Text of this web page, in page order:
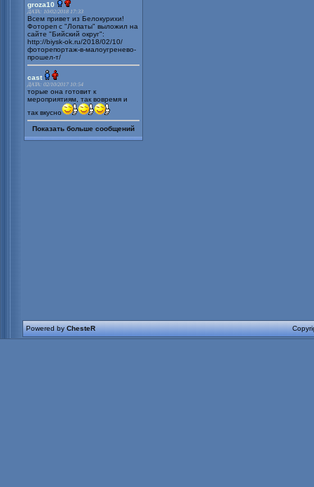
groza10
ДАТА: 10/02/2018 17:33
Всем привет из Белокурихи!
Фотореп с "Лопаты" выложил на
сайте "Бийский округ":
http://biysk-ok.ru/2018/02/10/
фоторепортаж-в-малоугренево-
прошел-т/
cast
ДАТА: 02/10/2017 10:54
торые она готовит к
мероприятиям, так вовремя и
так вкусно
Показать больше сообщений
Powered byChesteR